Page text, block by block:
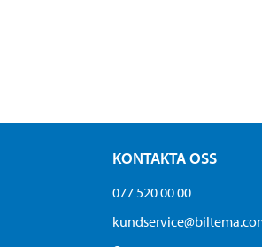
KONTAKTA OSS
077 520 00 00